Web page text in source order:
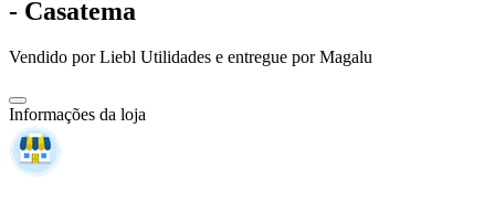
- Casatema
Vendido porLiebl Utilidades e entregue por Magalu
Informações da loja